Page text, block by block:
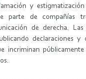
y
parte de compañías
de derecha. Las
declaraciones y
incriminan